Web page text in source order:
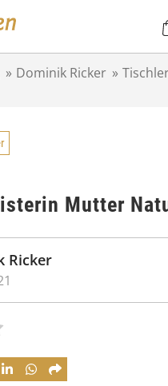
» Dominik Ricker »
Mutter
Ricker